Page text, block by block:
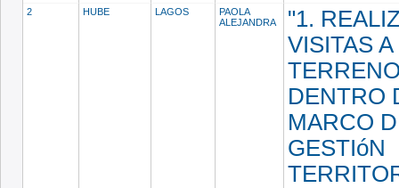
2 HUBE LAGOS
PAOLA
ALEJANDRA
"1.
VISITAS A
DENTRO
MARCO
GESTIóN